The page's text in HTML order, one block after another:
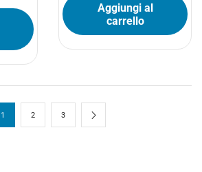
Aggiungi al
carrello
1 2 3